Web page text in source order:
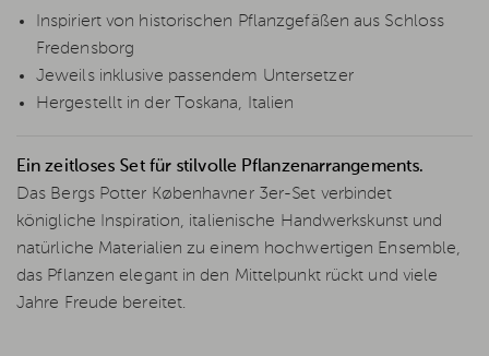
Inspiriert von historischen Pflanzgefäßen aus Schloss
Fredensborg
Jeweils inklusive passendem Untersetzer
Hergestellt in der Toskana, Italien
Ein zeitloses Set für stilvolle Pflanzenarrangements.
Das Bergs Potter Københavner 3er-Set verbindet
königliche Inspiration, italienische Handwerkskunst und
natürliche Materialien zu einem hochwertigen Ensemble,
das Pflanzen elegant in den Mittelpunkt rückt und viele
Jahre Freude bereitet.